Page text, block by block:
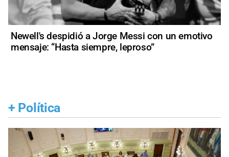
Newell's despidió a Jorge Messi con un emotivo
mensaje: “Hasta siempre, leproso”
+ Política